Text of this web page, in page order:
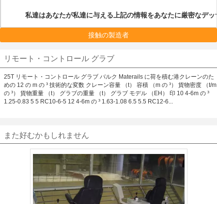
私達はあなたが私達に与える上記の情報をあなたに厳密なデ
接触の製造者
リモート・コントロール グラブ
25T リモート・コントロール グラブ バルク Materails に荷を積む港クレーンのた
めの 12 の m の ³ 技術的な変数 クレーン容量 （t） 容積 （m の ³） 貨物密度 （t/m
の ³） 貨物重量 （t） グラブの重量 （t） グラブ モデル （EH） 印 10 4-6m の ³
1.25-0.83 5 5 RC10-6-5 12 4-6m の ³ 1.63-1.08 6.5 5.5 RC12-6...
また好むかもしれません